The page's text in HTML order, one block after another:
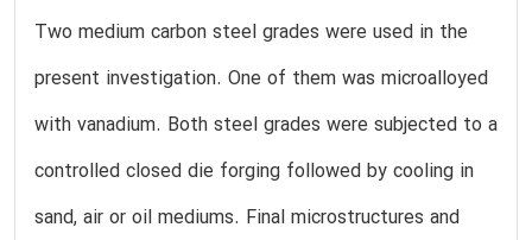
Two medium carbon steel grades were used in the
present investigation. One of them was microalloyed
with vanadium. Both steel grades were subjected to a
controlled closed die forging followed by cooling in
sand, air or oil mediums. Final microstructures and